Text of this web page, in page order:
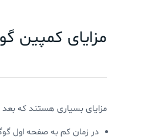
مزایای کمپین
مزایای بسیاری هستند که بعد
در زمان کم به صفحه اول